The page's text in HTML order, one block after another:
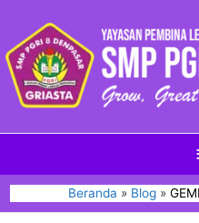
Beranda Blog